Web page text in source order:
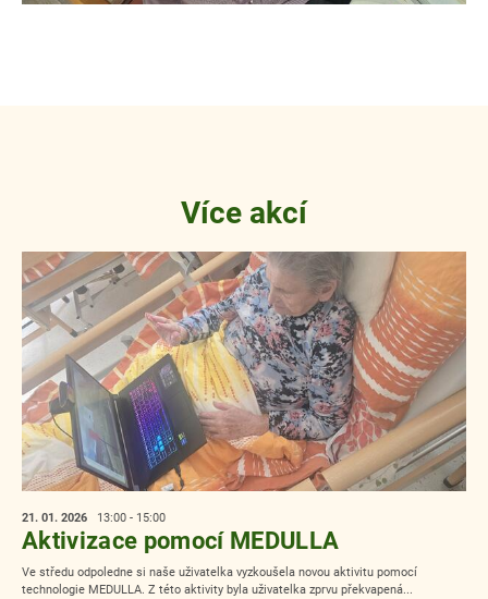
Více akcí
21. 01. 2026 13:00 - 15:00
Aktivizace pomocí MEDULLA
Ve středu odpoledne si naše uživatelka vyzkoušela novou aktivitu pomocí
technologie MEDULLA. Z této aktivity byla uživatelka zprvu překvapená...